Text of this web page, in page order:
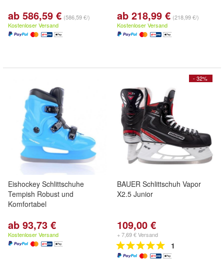
ab 586,59 € (586,59 €/)
Kostenloser Versand
ab 218,99 € (218,99 €/)
Kostenloser Versand
Eishockey Schlittschuhe
Tempish Robust und
Komfortabel
ab 93,73 €
Kostenloser Versand
- 32%
BAUER Schlittschuh Vapor
X2.5 Junior
109,00 €
+ 7,69 € Versand
1